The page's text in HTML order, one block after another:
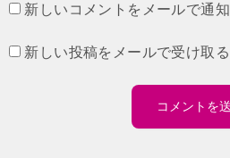
新しいコメントをメールで通知
新しい投稿をメールで受け取る